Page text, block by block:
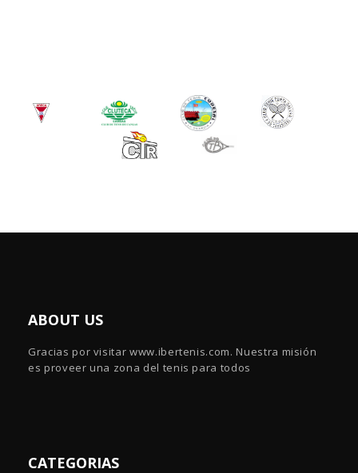
ABOUT US
Gracias por visitar www.ibertenis.com. Nuestra misión
es proveer una zona del tenis para todos
CATEGORIAS